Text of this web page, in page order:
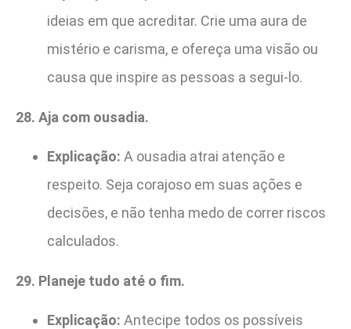
ideias em que acreditar. Crie uma aura de
mistério e carisma, e ofereça uma visão ou
causa que inspire as pessoas a segui-lo.
28. Aja com ousadia.
Explicação: A ousadia atrai atenção e
respeito. Seja corajoso em suas ações e
decisões, e não tenha medo de correr riscos
calculados.
29. Planeje tudo até o fim.
Explicação: Antecipe todos os possíveis